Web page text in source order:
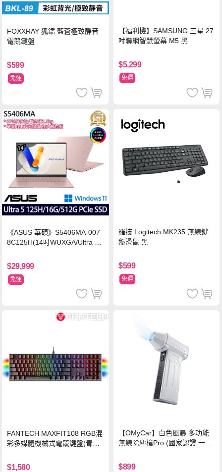
FOXXRAY 狐鐳 藍蒼極致靜音
電競鍵盤
$599
免運
【福利機】SAMSUNG 三星 27
吋聯網智慧螢幕 M5 黑
$5,299
免運
《ASUS 華碩》S5406MA-007
8C125H(14吋WUXGA/Ultra 5
n11/二年保)
$29,999
免運
羅技 Logitech MK235 無線鍵
盤滑鼠 黑
$599
免運
FANTECH MAXFIT108 RGB混
彩多媒體機械式電競鍵盤(青軸)
$1,580
【OMyCar】白色風暴 多功能
無線除塵槍Pro (國家認證 一年
手持強力風槍 暴力吹風
$899